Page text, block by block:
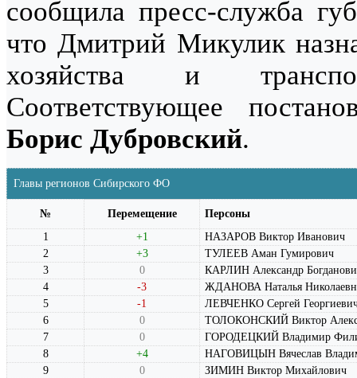
сообщила пресс-служба
что Дмитрий Микулик
хозяйства и
Соответствующее
Борис Дубровский.
Главы регионов Сибирского ФО
№ Перемещение
Персоны
1
+1
НАЗАРОВ Виктор Иванович
2
+3
ТУЛЕЕВ Аман Гумирович
3
0
КАРЛИН Александр
4
-3
ЖДАНОВА Наталья
5
-1
ЛЕВЧЕНКО Сергей
6
0
ТОЛОКОНСКИЙ Виктор
7
0
ГОРОДЕЦКИЙ Владимир
8
+4
НАГОВИЦЫН Вячеслав
9
0
ЗИМИН Виктор Михайлович